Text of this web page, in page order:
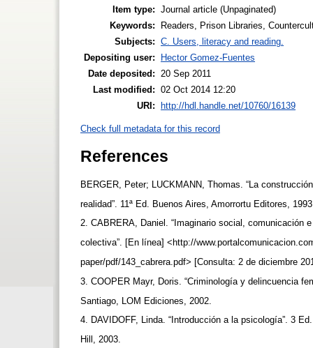
Item type: Journal article (Unpaginated)
Keywords:
Readers, Prison Libraries,
Subjects: C. Users, literacy and reading.
Depositing user:
Hector Gomez-Fuentes
Date deposited:
20 Sep 2011
Last modified: 02 Oct 2014 12:20
URI:
http://hdl.handle.net/10760/16139
Check full metadata for this record
References
BERGER, Peter; LUCKMANN, Thomas. “La
realidad”. 11ª Ed. Buenos Aires, Amorrortu Editores,
2. CABRERA, Daniel. “Imaginario social, comunicación
colectiva”. [En línea] <http://
paper/pdf/143_cabrera.pdf> [Consulta: 2 de diciembre
3. COOPER Mayr, Doris. “Criminología y delincuencia
Santiago, LOM Ediciones, 2002.
4. DAVIDOFF, Linda. “Introducción a la psicología”. 3
Hill, 2003.